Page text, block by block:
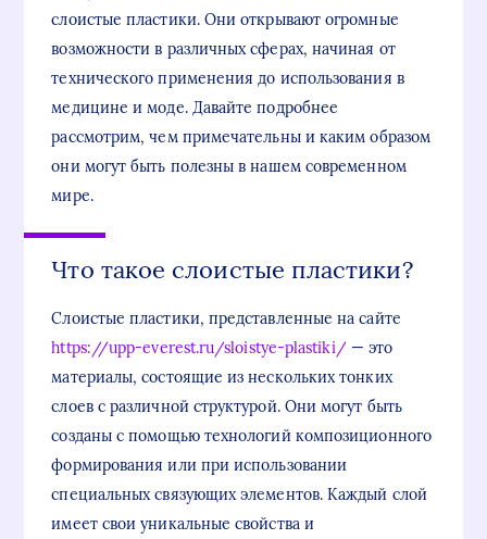
слоистые пластики. Они открывают огромные
возможности в различных сферах, начиная от
технического применения до использования в
медицине и моде. Давайте подробнее
рассмотрим, чем примечательны и каким образом
они могут быть полезны в нашем современном
мире.
Что такое слоистые пластики?
Слоистые пластики, представленные на сайте
https://upp-everest.ru/sloistye-plastiki/— это
материалы, состоящие из нескольких тонких
слоев с различной структурой. Они могут быть
созданы с помощью технологий композиционного
формирования или при использовании
специальных связующих элементов. Каждый слой
имеет свои уникальные свойства и